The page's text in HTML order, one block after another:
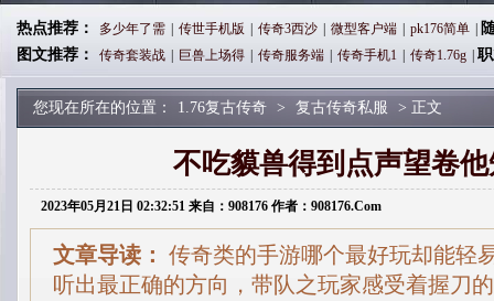
热点推荐： 多少年了需 传世手机版 传奇3西沙 微型客户端 pk176简单
图文推荐：
传奇套装战 巨兽上场得 传奇服务端 传奇手机1 传奇1.76g
您现在所在的位置： 1.76复古传奇 > 复古传奇私服 > 正文
不吃貘兽得到点声望卷
2023年05月21日 02:32:51 来自：908176 作者：908176.Com
文章导读： 传奇类的手游哪个最好玩却能轻
听出最正确的方向，带队之玩家感受着握刀